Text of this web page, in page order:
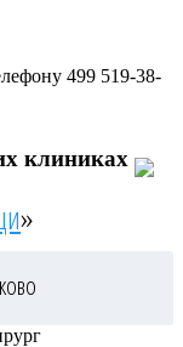
499 519-38-
клиниках
»